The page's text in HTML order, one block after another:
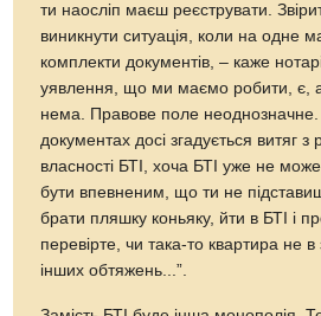
ти наосліп маєш реєструвати.
виникнути ситуація, коли на одне
комплекти документів, – каже
уявлення, що ми маємо робити, є, а
нема. Правове поле
документах досі згадується витяг з
власності БТІ, хоча БТІ уже не
бути впевненим, що ти не
брати пляшку коньяку, йти в БТІ і
перевірте, читака-то квартира не в
інших обтяжень...”.